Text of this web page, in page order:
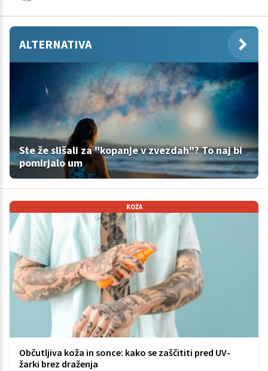
ALTERNATIVA
Ste že slišali za "kopanje v zvezdah"? To naj bi
pomirjalo um
KOŽA
Občutljiva koža in sonce: kako se zaščititi pred UV-
žarki brez draženja